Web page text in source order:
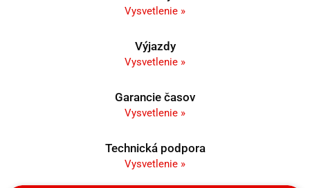
Vysvetlenie »
Výjazdy
Vysvetlenie »
Garancie časov
Vysvetlenie »
Technická podpora
Vysvetlenie »